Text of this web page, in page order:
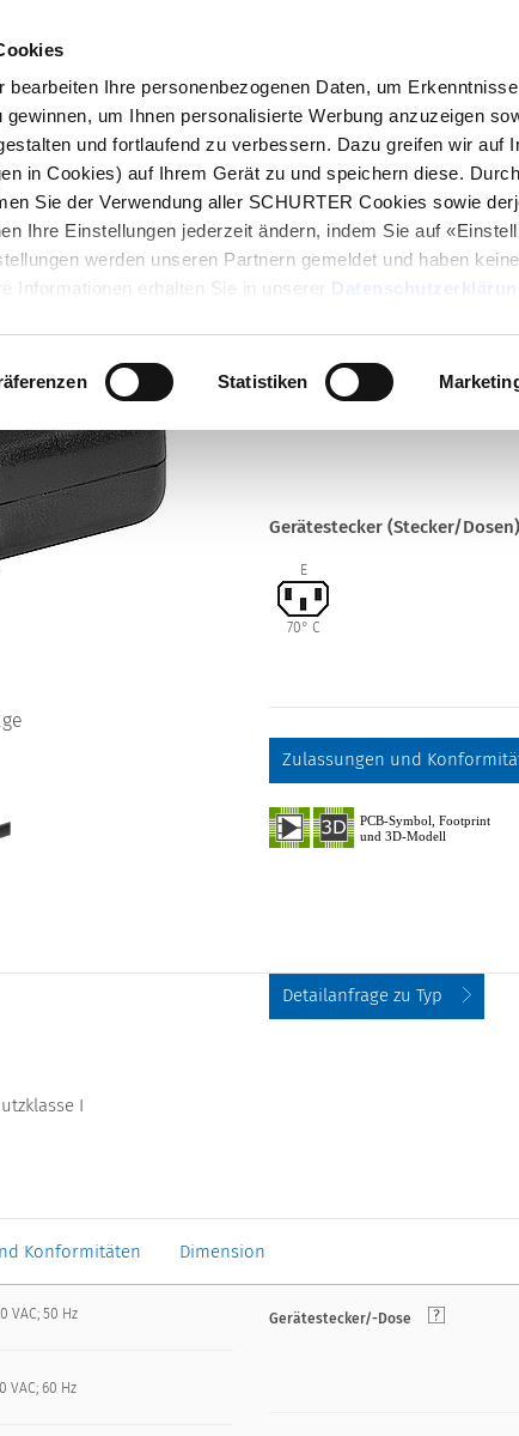
bearbeiten Ihre personenbezogenen Daten, um
um Ihnen personalisierte Werbung anzuzeigen
und fortlaufend zu verbessern. Dazu greifen wir auf
in Cookies) auf Ihrem Gerät zu und speichern diese.
Sie der Verwendung aller SCHURTER Cookies sowie
Ihre Einstellungen jederzeit ändern, indem Sie auf
werden unseren Partnern gemeldet und haben
Informationen erhalten Sie in unserer
Statistiken
Serie
4736
IEC Geräteanschlussstecker E
Gerätestecker (Stecker/Dosen)
E
70° C
Zulassungen und
I
Detailanfrage zu Typ
Konformitäten Dimension
VAC; 50 Hz
VAC; 60 Hz
Gerätestecker/-Dose